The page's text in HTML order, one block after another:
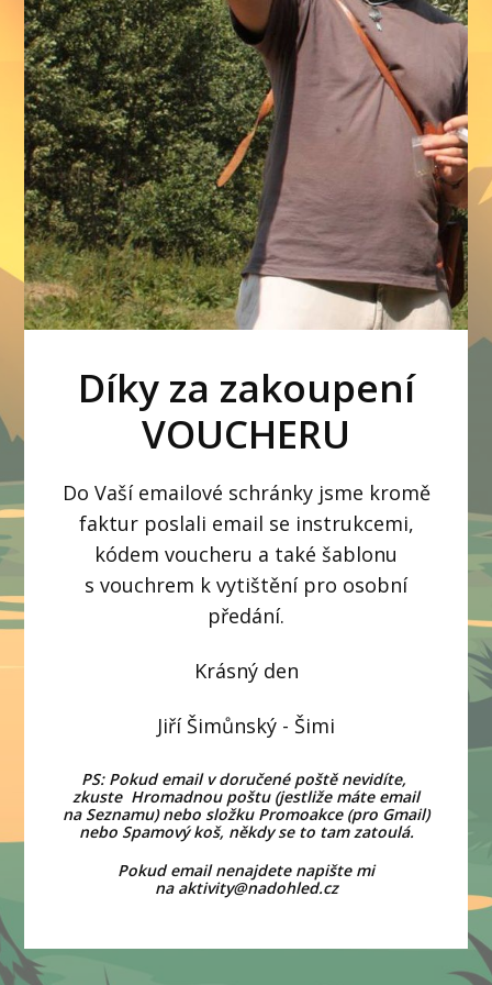
Díky za zakoupení
VOUCHERU
Do Vaší emailové schránky jsme kromě
faktur poslali email se instrukcemi,
kódem voucheru a také šablonu
s vouchrem k vytištění pro osobní
předání.
Krásný den
Jiří Šimůnský - Šimi
PS: Pokud email v doručené poště nevidíte,
zkuste Hromadnou poštu (jestliže máte email
na Seznamu) nebo složku Promoakce (pro Gmail)
nebo Spamový koš, někdy se to tam zatoulá.
Pokud email nenajdete napište mi
na aktivity@nadohled.cz